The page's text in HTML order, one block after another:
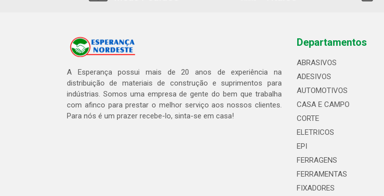
A Esperança possui mais de 20 anos de experiência na
distribuição de materiais de construção e suprimentos para
indústrias. Somos uma empresa de gente do bem que trabalha
com afinco para prestar o melhor serviço aos nossos clientes.
Para nós é um prazer recebe-lo, sinta-se em casa!
Departamentos
ABRASIVOS
ADESIVOS
AUTOMOTIVOS
CASA E CAMPO
CORTE
ELETRICOS
EPI
FERRAGENS
FERRAMENTAS
FIXADORES